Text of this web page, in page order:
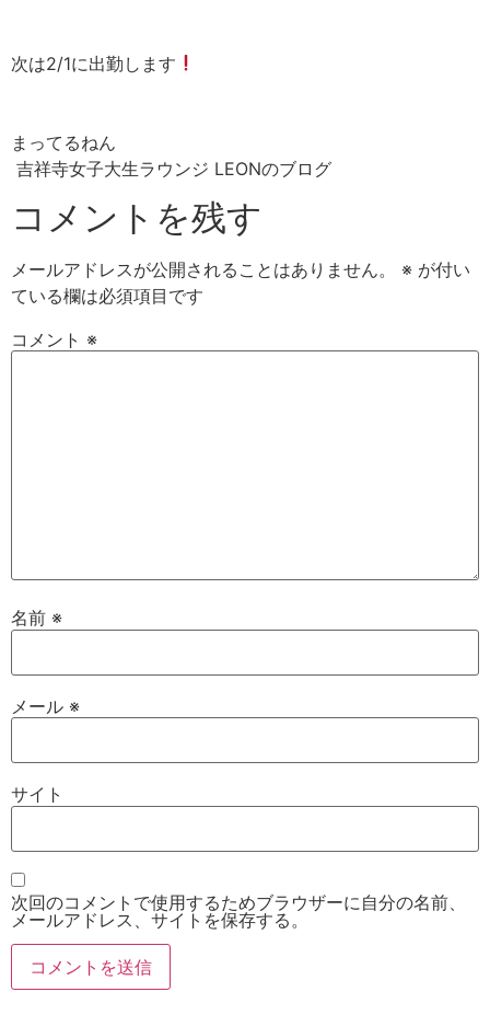
次は2/1に出勤します
まってるねん
吉祥寺女子大生ラウンジ LEONのブログ
コメントを残す
メールアドレスが公開されることはありません。 ※ が付い
ている欄は必須項目です
コメント ※
名前 ※
メール ※
サイト
次回のコメントで使用するためブラウザーに自分の名前、
メールアドレス、サイトを保存する。